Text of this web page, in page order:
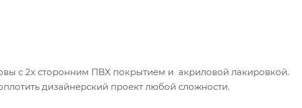
с 2х сторонним ПВХ покрытием и акриловой лакировкой.
дизайнерский проект любой сложности.